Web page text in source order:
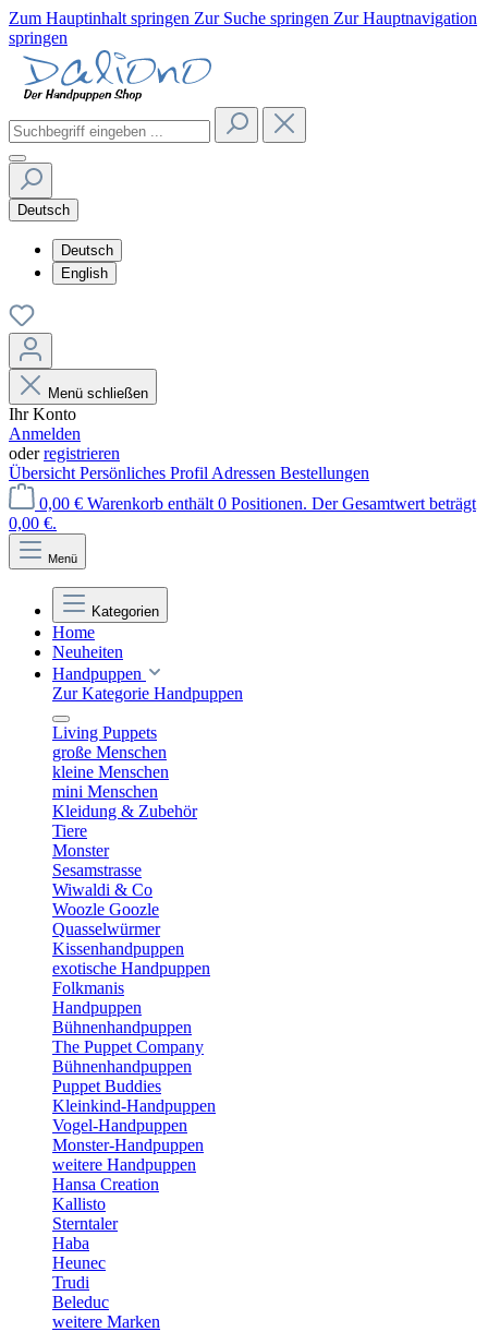
Zum Hauptinhalt springen Zur Suche springen Zur Hauptnavigation
springen
Deutsch
Deutsch
English
Menü schließen
Ihr Konto
Anmelden
oderregistrieren
Übersicht Persönliches Profil Adressen Bestellungen
0,00 € Warenkorb enthält 0 Positionen. Der Gesamtwert beträgt
0,00 €.
Menü
Kategorien
Home
Neuheiten
Handpuppen
Zur Kategorie Handpuppen
Living Puppets
große Menschen
kleine Menschen
mini Menschen
Kleidung & Zubehör
Tiere
Monster
Sesamstrasse
Wiwaldi & Co
Woozle Goozle
Quasselwürmer
Kissenhandpuppen
exotische Handpuppen
Folkmanis
Handpuppen
Bühnenhandpuppen
The Puppet Company
Bühnenhandpuppen
Puppet Buddies
Kleinkind-Handpuppen
Vogel-Handpuppen
Monster-Handpuppen
weitere Handpuppen
Hansa Creation
Kallisto
Sterntaler
Haba
Heunec
Trudi
Beleduc
weitere Marken